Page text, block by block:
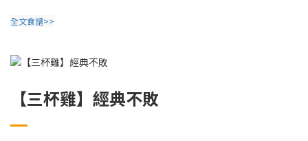
全文食譜>>
【三杯雞】經典不敗